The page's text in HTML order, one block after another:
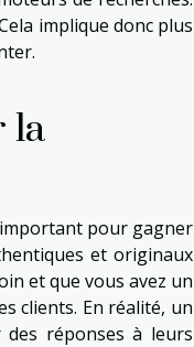
implique donc plus
la
important pour gagner
et originaux
et que vous avez un
clients. En réalité, un
des réponses à leurs